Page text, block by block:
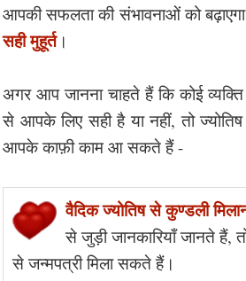
आपकी सफलता की संभावनाओं को
सही मुहूर्त।
अगर आप जानना चाहते हैं कि कोई व्यक्ति
से आपके लिए सही है या नहीं, तो
आपके काफ़ी काम आ सकते हैं -
वैदिक ज्योतिष से कुण्डली
से जुड़ी जानकारियाँ जानते हैं,
से जन्मपत्री मिला सकते हैं।